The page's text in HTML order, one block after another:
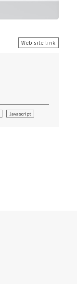
Web site link
Javascript